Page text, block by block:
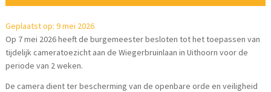
Geplaatst op: 9 mei 2026
Op 7 mei 2026 heeft de burgemeester besloten tot het toepassen van
tijdelijk cameratoezicht aan de Wiegerbruinlaan in Uithoorn voor de
periode van 2 weken.
De camera dient ter bescherming van de openbare orde en veiligheid